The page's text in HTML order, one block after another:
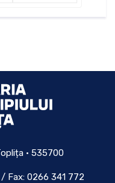
• 535700
Fax: 0266 341 772